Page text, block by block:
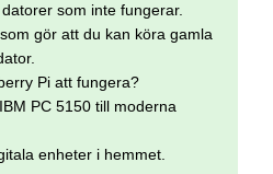
som inte fungerar.
gör att du kan köra gamla
Pi att fungera?
PC 5150 till moderna
enheter i hemmet.